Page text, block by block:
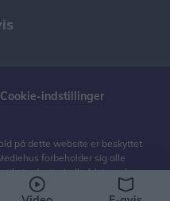
Cookie-indstillinger
på dette website er beskyttet
forbeholder sig alle
til at udnytte indholdet med
§ 11 b og DSM-